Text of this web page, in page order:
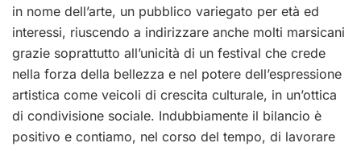
in nome dell’arte, un pubblico variegato per età ed
interessi, riuscendo a indirizzare anche molti marsicani
grazie soprattutto all’unicità di un festival che crede
nella forza della bellezza e nel potere dell’espressione
artistica come veicoli di crescita culturale, in un’ottica
di condivisione sociale. Indubbiamente il bilancio è
positivo e contiamo, nel corso del tempo, di lavorare